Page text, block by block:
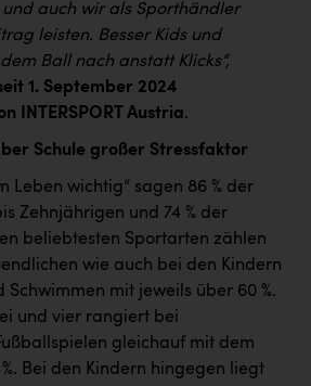
auch wir als Sporthändler
leisten. Besser Kids und
Ball nach anstatt Klicks“,
1. September 2024
INTERSPORT Austria.
Schule großer Stressfaktor
Leben wichtig“ sagen 86 % der
Zehnjährigen und 74 % der
beliebtesten Sportarten zählen
wie auch bei den Kindern
Schwimmen mit jeweils über 60 %.
und vier rangiert bei
gleichauf mit dem
Bei den Kindern hingegen liegt